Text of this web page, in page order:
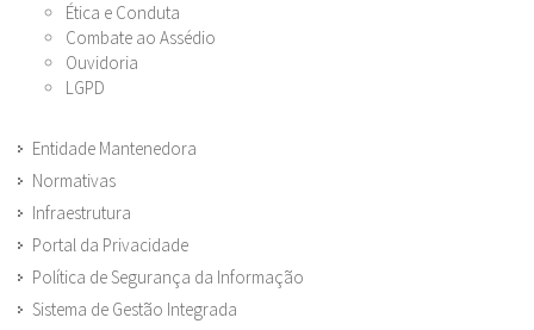
Ética e Conduta
Combate ao Assédio
Ouvidoria
LGPD
Entidade Mantenedora
Normativas
Infraestrutura
Portal da Privacidade
Política de Segurança da Informação
Sistema de Gestão Integrada